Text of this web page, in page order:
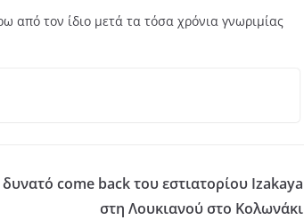
από τον ίδιο μετά τα τόσα χρόνια γνωριμίας
come back του εστιατορίου Izakaya
στη Λουκιανού στο Κολωνάκι